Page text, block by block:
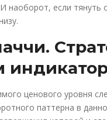
наоборот, если
ценового уровня
паттерна в